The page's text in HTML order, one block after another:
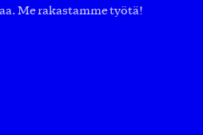
Me rakastamme työtä!